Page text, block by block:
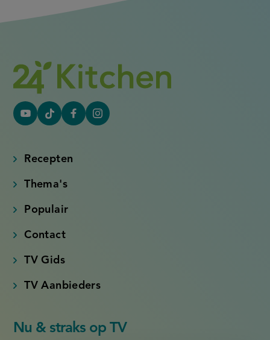
YouTube
link)
Tiktok
link)
FacebookInstagram
Recepten
Thema's
Populair
Contact
TV Gids
TV Aanbieders
Nu & straks op TV